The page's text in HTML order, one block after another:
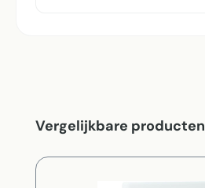
Productgalerij overslaan
Vergelijkbare producten